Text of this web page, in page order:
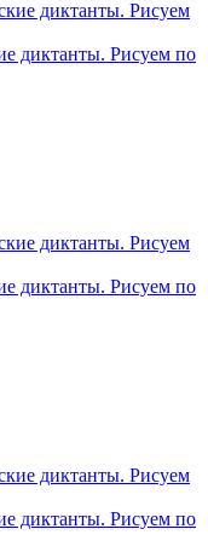
диктанты. Рисуем по
диктанты. Рисуем по
диктанты. Рисуем по